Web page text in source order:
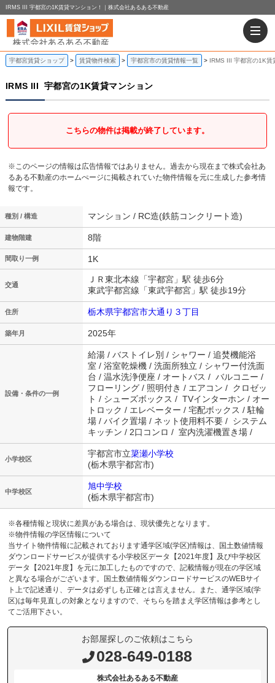
IRMS III 宇都宮の1K賃貸マンション！｜株式会社あるある不動産
宇都宮賃貸ショップ 賃貸物件検索 宇都宮市の賃貸情報一覧 IRMS III 宇都宮の1K賃
IRMS III 宇都宮の1K賃貸マンション
こちらの物件は掲載が終了しています。
※このページの情報は広告情報ではありません。過去から現在まで株式会社あ
るある不動産のホームぺージに掲載されていた物件情報を元に生成した参考情
報です。
種別 / 構造 マンション / RC造(鉄筋コンクリート造)
建物階建 8階
間取り一例 1K
交通
ＪＲ東北本線「宇都宮」駅 徒歩6分
東武宇都宮線「東武宇都宮」駅 徒歩19分
住所 栃木県宇都宮市大通り３丁目
築年月 2025年
設備・条件の一例
給湯 / バストイレ別 / シャワー / 追焚機能浴
室 / 浴室乾燥機 / 洗面所独立 / シャワー付洗面
台 / 温水洗浄便座 / オートバス / バルコニー /
フローリング / 照明付き / エアコン / クロゼッ
ト / シューズボックス / TVインターホン / オー
トロック / エレベーター / 宅配ボックス / 駐輪
場 / バイク置場 / ネット使用料不要 / システム
キッチン / 2口コンロ / 室内洗濯機置き場 /
小学校区
宇都宮市立簗瀬小学校
(栃木県宇都宮市)
中学校区
旭中学校
(栃木県宇都宮市)
※各種情報と現状に差異がある場合は、現状優先となります。
※物件情報の学区情報について
当サイト物件情報に記載されております通学区域(学区)情報は、国土数値情報
ダウンロードサービスが提供する小学校区データ【2021年度】及び中学校区
データ【2021年度】を元に加工したものですので、記載情報が現在の学区域
と異なる場合がございます。国土数値情報ダウンロードサービスのWEBサイ
ト上で記述通り、データは必ずしも正確とは言えません。また、通学区域(学
区)は毎年見直しの対象となりますので、そちらを踏まえ学区情報は参考とし
てご活用下さい。
お部屋探しのご依頼はこちら
028-649-0188
株式会社あるある不動産